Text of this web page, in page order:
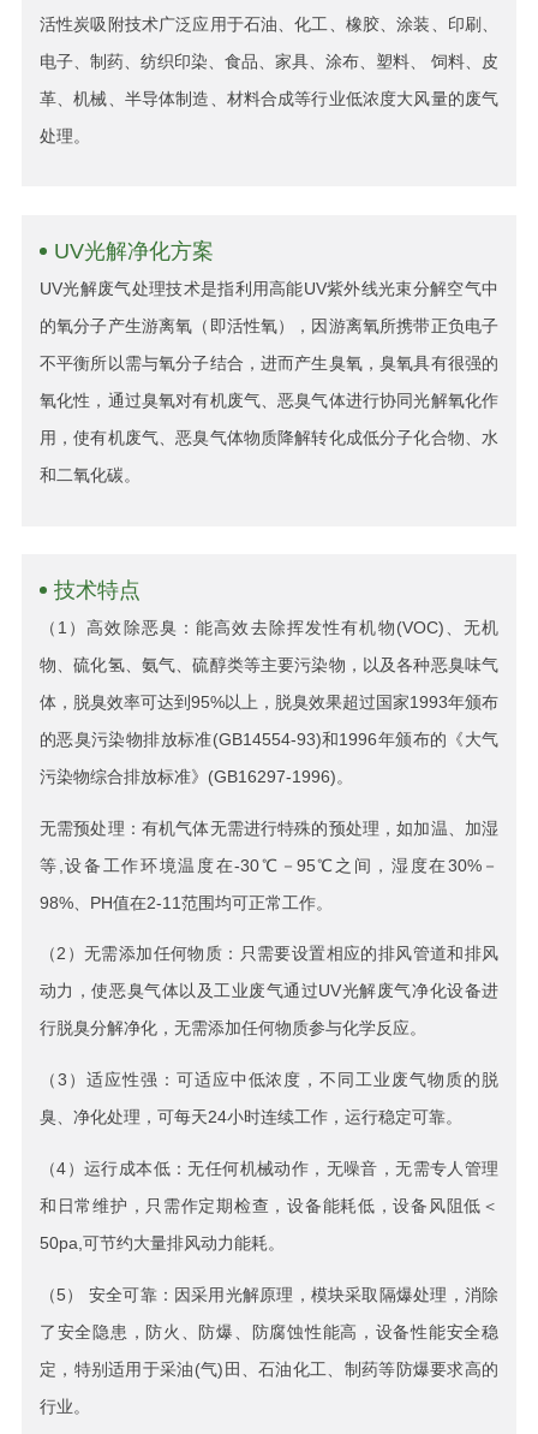
活性炭吸附技术广泛应用于石油、化工、橡胶、涂装、印刷、
电子、制药、纺织印染、食品、家具、涂布、塑料、 饲料、皮
革、机械、半导体制造、材料合成等行业低浓度大风量的废气
处理。
UV光解净化方案
UV光解废气处理技术是指利用高能UV紫外线光束分解空气中
的氧分子产生游离氧（即活性氧），因游离氧所携带正负电子
不平衡所以需与氧分子结合，进而产生臭氧，臭氧具有很强的
氧化性，通过臭氧对有机废气、恶臭气体进行协同光解氧化作
用，使有机废气、恶臭气体物质降解转化成低分子化合物、水
和二氧化碳。
技术特点
（1）高效除恶臭：能高效去除挥发性有机物(VOC)、无机
物、硫化氢、氨气、硫醇类等主要污染物，以及各种恶臭味气
体，脱臭效率可达到95%以上，脱臭效果超过国家1993年颁布
的恶臭污染物排放标准(GB14554-93)和1996年颁布的《大气
污染物综合排放标准》(GB16297-1996)。
无需预处理：有机气体无需进行特殊的预处理，如加温、加湿
等,设备工作环境温度在-30℃－95℃之间，湿度在30%－
98%、PH值在2-11范围均可正常工作。
（2）无需添加任何物质：只需要设置相应的排风管道和排风
动力，使恶臭气体以及工业废气通过UV光解废气净化设备进
行脱臭分解净化，无需添加任何物质参与化学反应。
（3）适应性强：可适应中低浓度，不同工业废气物质的脱
臭、净化处理，可每天24小时连续工作，运行稳定可靠。
（4）运行成本低：无任何机械动作，无噪音，无需专人管理
和日常维护，只需作定期检查，设备能耗低，设备风阻低＜
50pa,可节约大量排风动力能耗。
（5） 安全可靠：因采用光解原理，模块采取隔爆处理，消除
了安全隐患，防火、防爆、防腐蚀性能高，设备性能安全稳
定，特别适用于采油(气)田、石油化工、制药等防爆要求高的
行业。